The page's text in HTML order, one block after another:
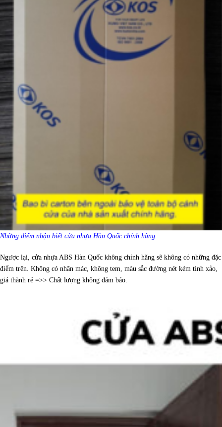
Những điểm nhận biết cửa nhựa Hàn Quốc chính hãng.
Ngược lại, cửa nhựa ABS Hàn Quốc không chính hãng sẽ không có những đặc
điểm trên. Không có nhãn mác, không tem, màu sắc đường nét kém tinh xảo,
giá thành rẻ =>> Chất lượng không đảm bảo.